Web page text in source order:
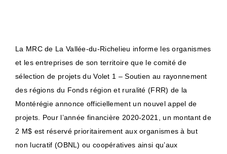
La MRC de La Vallée-du-Richelieu informe les organismes
et les entreprises de son territoire que le comité de
sélection de projets du Volet 1 – Soutien au rayonnement
des régions du Fonds région et ruralité (FRR) de la
Montérégie annonce officiellement un nouvel appel de
projets. Pour l’année financière 2020-2021, un montant de
2 M$ est réservé prioritairement aux organismes à but
non lucratif (OBNL) ou coopératives ainsi qu’aux